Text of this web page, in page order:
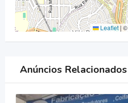
Leaflet | ©
Anúncios Relacionados